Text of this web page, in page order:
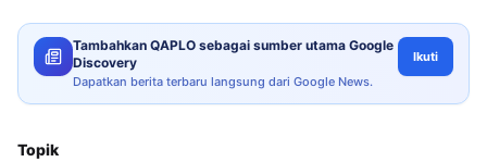
Tambahkan QAPLO sebagai sumber utama Google
Discovery
Dapatkan berita terbaru langsung dari Google News.
Ikuti
Topik